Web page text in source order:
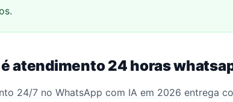
é atendimento 24 horas
24/7 no WhatsApp com IA em 2026 entrega